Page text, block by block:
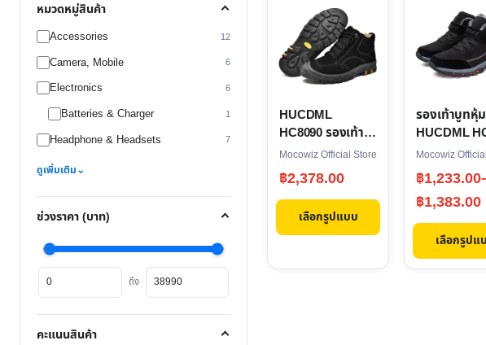
หมวดหมู่สินค้า
Accessories 12
Camera, Mobile 6
Electronics 6
Batteries & Charger 1
Headphone & Headsets 7
ดูเพิ่มเติม⌄
ช่วงราคา (บาท)
ราคา
ต่ำ
สุด
ถึง
ราคา
สูงสุด
คะแนนสินค้า
HUCDML
HC8090 รองเท้า
บูทปืนเขาเดินป่า
หนังแท้
Mocowiz Official Store
฿2,378.00
เลือกรูปแบบ
product
has
multiple
variants.
The
options
may
be
chosen
the
รองเท้าบูทหุ้
HUCDML
Mocowiz
฿1,233.00
฿1,383.00
Price
range:
฿1,233.00
through
฿1,383.00
เลือกรูปแ
product
has
multiple
The
options
may
be
chosen
on
the
product